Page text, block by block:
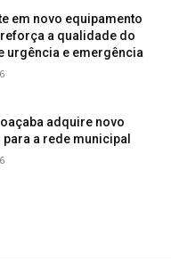
em novo equipamento
reforça a qualidade do
urgência e emergência
adquire novo
a rede municipal